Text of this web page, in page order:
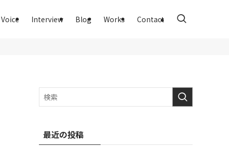
Voice Interview Blog Works Contact
最近の投稿